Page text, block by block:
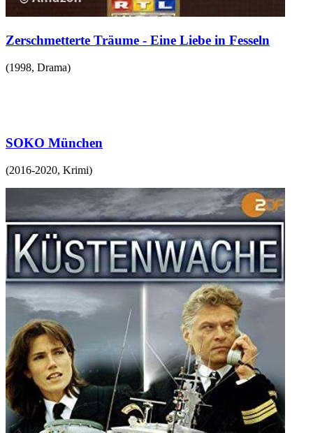
Zerschmetterte Träume - Eine Liebe in Fesseln
(1998, Drama)
SOKO München
(2016-2020, Krimi)